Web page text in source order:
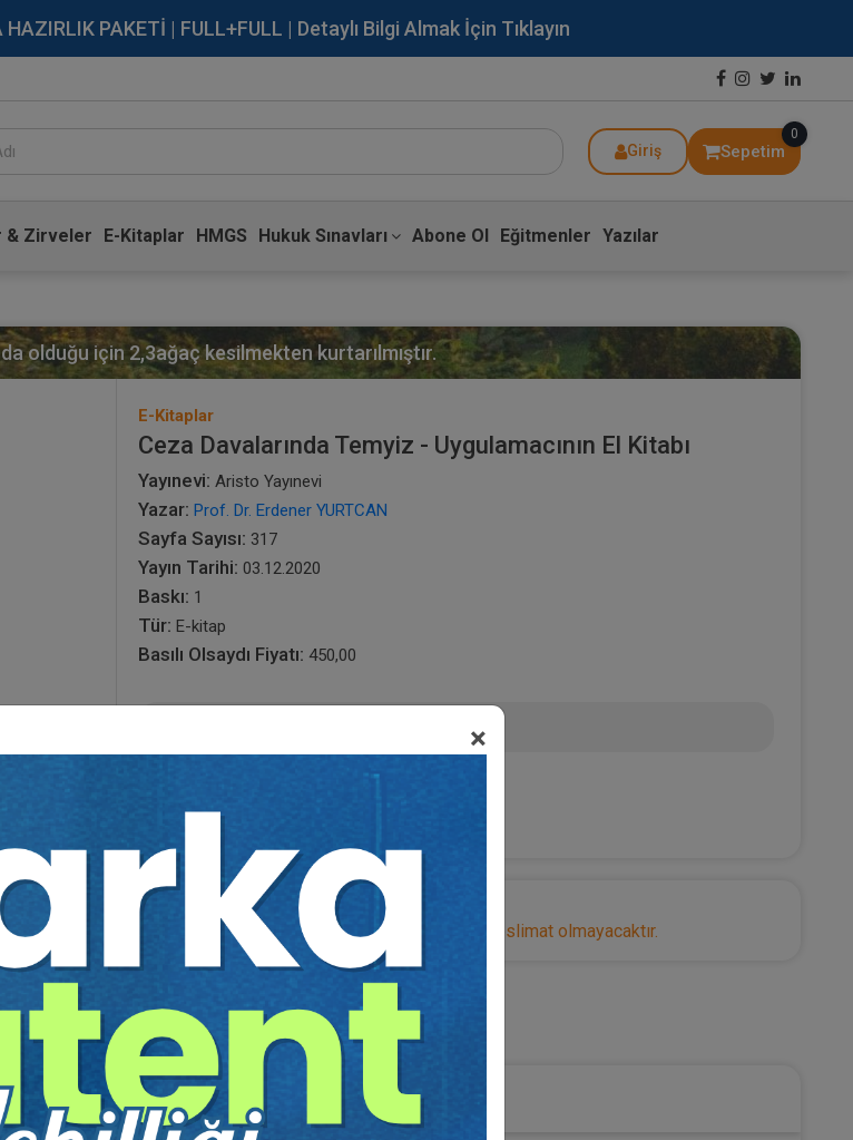
PAKETİ | FULL+FULL | Detaylı Bilgi Almak İçin Tıklayın
Giriş Sepetim
0
& Zirveler E-Kitaplar HMGS Hukuk Sınavları Abone Ol Eğitmenler Yazılar
×
olduğu için 2,3ağaç kesilmekten kurtarılmıştır.
E-Kitaplar
Ceza Davalarında Temyiz - Uygulamacının El Kitabı
Yayınevi: Aristo Yayınevi
Yazar: Prof. Dr. Erdener YURTCAN
Sayfa Sayısı: 317
Yayın Tarihi: 03.12.2020
Baskı: 1
Tür: E-kitap
Basılı Olsaydı Fiyatı: 450,00
ve cihazlarınızdan okuyabilirsiniz. Adresinize herhangi bir teslimat olmayacaktır.
Kitapları Ceza Muhakemesi Hukuku